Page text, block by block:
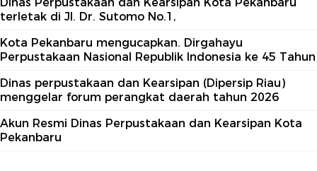
terletak di Jl. Dr. Sutomo No.1,
Kota Pekanbaru mengucapkan. Dirgahayu
Perpustakaan Nasional Republik Indonesia ke 45 Tahun
Dinas perpustakaan dan Kearsipan (Dipersip Riau)
menggelar forum perangkat daerah tahun 2026
Akun Resmi Dinas Perpustakaan dan Kearsipan Kota
Pekanbaru